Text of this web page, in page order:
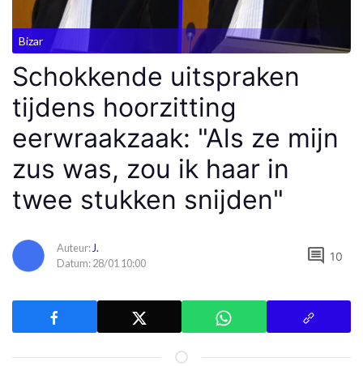
Bizar
Schokkende uitspraken
tijdens hoorzitting
eerwraakzaak: "Als ze mijn
zus was, zou ik haar in
twee stukken snijden"
Auteur:J.
Datum: 28/01 10:00
comment 10